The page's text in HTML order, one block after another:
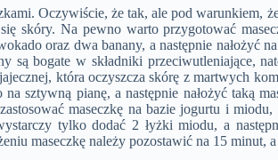
Oczywiście, że tak, ale pod warunkiem,
skóry. Na pewno warto przygotować
oraz dwa banany, a następnie nałożyć
są bogate w składniki przeciwutleniające,
która oczyszcza skórę z martwych
sztywną pianę, a następnie nałożyć taką
maseczkę na bazie jogurtu i
tylko dodać 2 łyżki miodu, a
maseczkę należy pozostawić na 15 minut,